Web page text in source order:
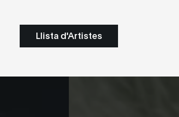
Llista d'Artistes